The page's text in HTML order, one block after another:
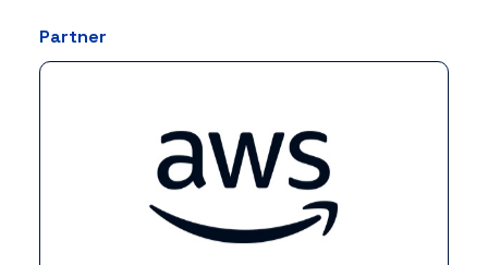
Partner